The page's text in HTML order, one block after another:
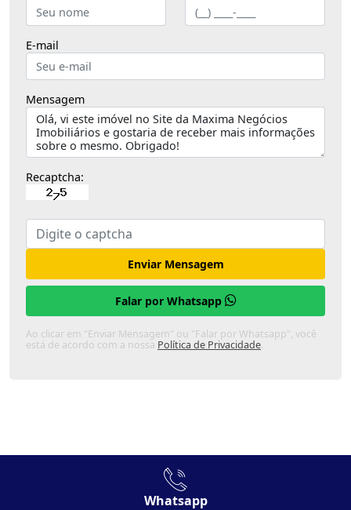
E-mail
Mensagem
Recaptcha:
Enviar Mensagem
Falar por Whatsapp
Ao clicar em "Enviar Mensagem" ou "Falar por Whatsapp", você
está de acordo com a nossa Política de Privacidade.
Whatsapp